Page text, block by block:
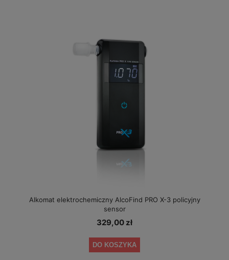
Alkomat elektrochemiczny AlcoFind PRO X-3 policyjny
sensor
329,00 zł
DO KOSZYKA